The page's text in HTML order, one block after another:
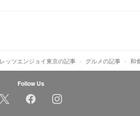
レッツエンジョイ東京の記事 グルメの記事 和
Follow Us